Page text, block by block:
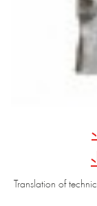
Translation of